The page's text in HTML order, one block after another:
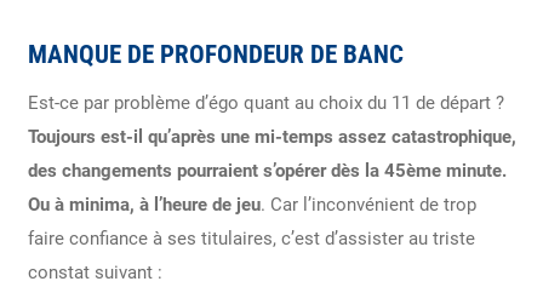
MANQUE DE PROFONDEUR DE BANC
Est-ce par problème d’égo quant au choix du 11 de départ ?
Toujours est-il qu’après une mi-temps assez catastrophique,
des changements pourraient s’opérer dès la 45ème minute.
Ou à minima, à l’heure de jeu. Car l’inconvénient de trop
faire confiance à ses titulaires, c’est d’assister au triste
constat suivant :